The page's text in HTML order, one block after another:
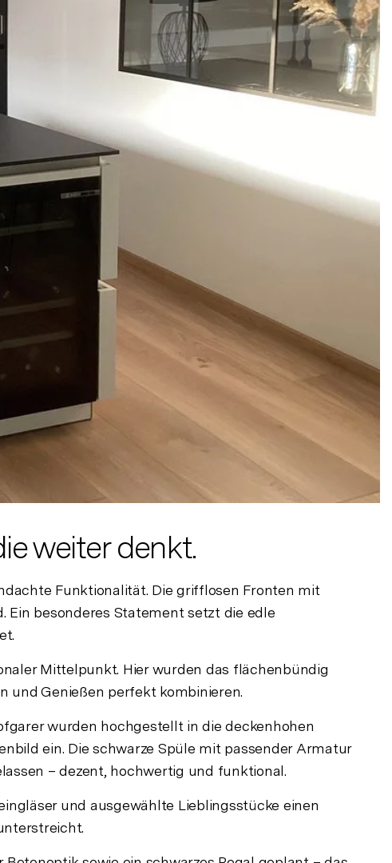
weiter denkt.
Funktionalität. Die grifflosen Fronten mit
besonderes Statement setzt die edle
Mittelpunkt. Hier wurden das flächenbündig
und Genießen perfekt kombinieren.
wurden hochgestellt in die deckenhohen
ein. Die schwarze Spüle mit passender Armatur
– dezent, hochwertig und funktional.
und ausgewählte Lieblingsstücke einen